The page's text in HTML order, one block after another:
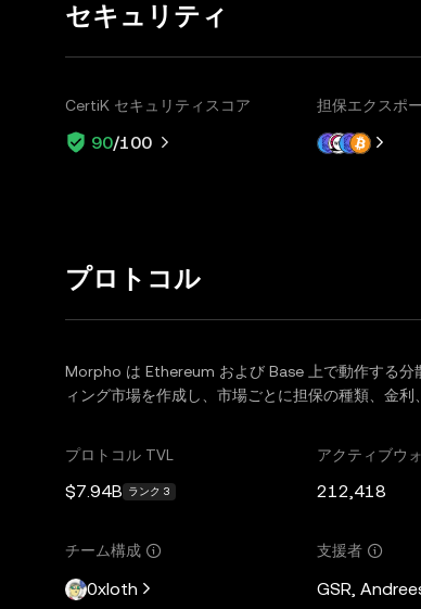
セキュリティ
CertiK セキュリティスコア
90/100
担保エクスポ
プロトコル
Morpho は Ethereum および Base 上で動作する分
ィング市場を作成し、市場ごとに担保の種類、金
プロトコル TVL
$7.94B ランク 3
アクティブウ
212,418
チーム構成
0xloth
支援者
GSR,